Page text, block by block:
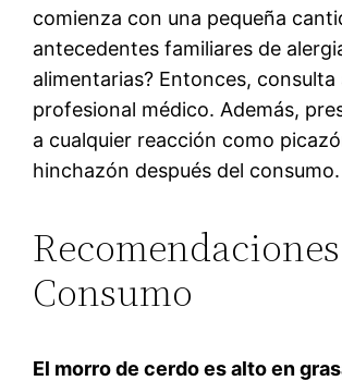
comienza con una pequeña
antecedentes familiares de
alimentarias? Entonces, consulta
profesional médico. Además,
a cualquier reacción como
hinchazón después del consumo.
Consumo
El morro de cerdo es alto en